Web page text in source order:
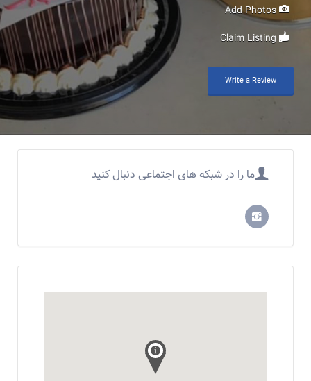
Write a Review
ما را در شبکه های اجتماعی دنبال کنید